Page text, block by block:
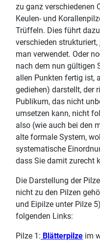
zu ganz verschiedenen
Keulen- und
Trüffeln. Dies führt
verschieden
man verwendet. Oder
nach dem nun gültigen
allen Punkten fertig ist,
gediehen) darstellt, der
Publikum, das nicht
umsetzen kann, nicht
also (wie auch bei den
alte formale System,
systematische
dass Sie damit zurecht
Die Darstellung der
nicht zu den Pilzen
und Eipilze unter Pilze
folgenden Links:
Pilze 1: Blätterpilze im